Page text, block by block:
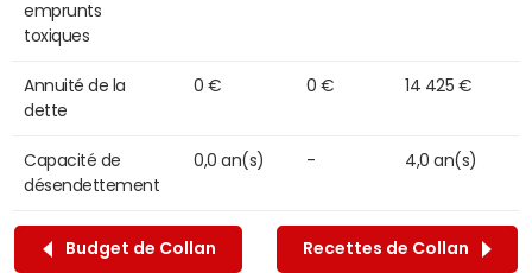
emprunts
toxiques
Annuité de la
dette
0 € 0 € 14 425 €
Capacité de
désendettement
0,0 an(s) - 4,0 an(s)
Budget de Collan Recettes de Collan